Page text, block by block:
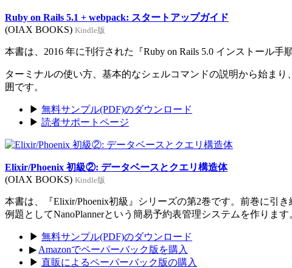
Ruby on Rails 5.1 + webpack: スタートアップガイド
(OIAX BOOKS) Kindle版
本書は、2016 年に刊行された『Ruby on Rails 5.0 インストール
ターミナルの使い方、基本的なシェルコマンドの説明から始ま
囲です。
▶ 無料サンプル(PDF)のダウンロード
▶ 読者サポートページ
Elixir/Phoenix 初級②: データベースとクエリ構造体
(OIAX BOOKS) Kindle版
本書は、『Elixir/Phoenix初級』シリーズの第2巻です。前巻に引
例題としてNanoPlannerという簡易予約表管理システムを作ります
▶ 無料サンプル(PDF)のダウンロード
▶ Amazonでペーパーバック版を購入
▶ 直販によるペーパーバック版の購入